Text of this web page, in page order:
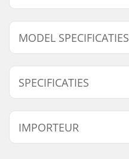
MODEL SPECIFICATIES
S/M - 38-42
SPECIFICATIES
Frame type:
Spacers:
IMPORTEUR